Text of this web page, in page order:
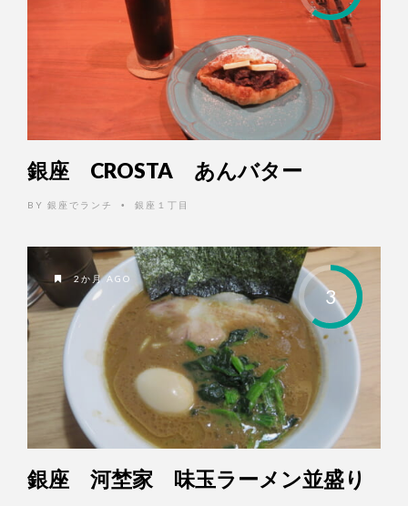
銀座 CROSTA あんバター
BY 銀座でランチ • 銀座１丁目
3
2か月 AGO
銀座 河埜家 味玉ラーメン並盛り